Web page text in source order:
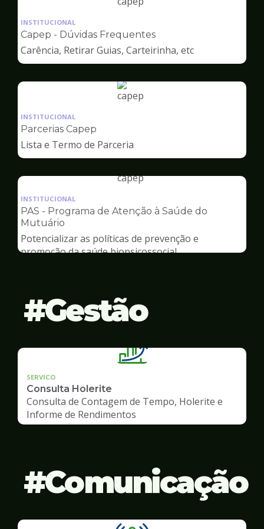
Ilustração
pagina
de
Capep
INSTITUCIONAL
Capep - Dúvidas Frequentes
Carência, Retirar Guias, Carteirinha, etc
Ilustração
Capep
INSTITUCIONAL
Parcerias Capep
Lista e Termo de Parceria
Ilustração
pagina
Capep
INSTITUCIONAL
PAS - Programa de Atenção à Saúde do
Mutuário
Potencializar as políticas de prevenção e
promoção da saúde biopsicossocial
Gestão
SERVICO
Consulta Holerite
Consulta de Contagem de Tempo, Holerite e
Informe de Rendimentos
Comunicação